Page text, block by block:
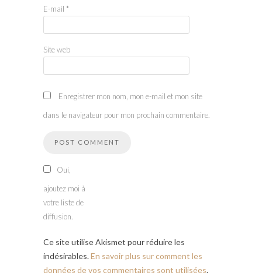
E-mail *
Site web
Enregistrer mon nom, mon e-mail et mon site
dans le navigateur pour mon prochain commentaire.
Oui,
ajoutez moi à
votre liste de
diffusion.
Ce site utilise Akismet pour réduire les
indésirables.En savoir plus sur comment les
données de vos commentaires sont utilisées.